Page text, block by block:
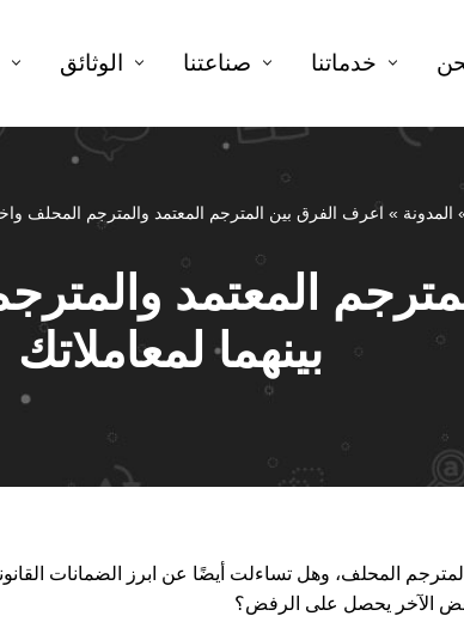
خدماتنا صناعتنا الوثائق
المدونة » اعرف الفرق بين المترجم المعتمد والمترجم المحلف
المعتمد
بينهما لمعاملاتك
المحلف، وهل تساءلت أيضًا عن ابرز الضمانات
الآخر يحصل على الرفض؟